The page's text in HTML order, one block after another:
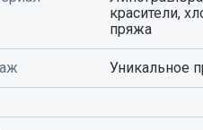
красители,
пряжа
Уникальное